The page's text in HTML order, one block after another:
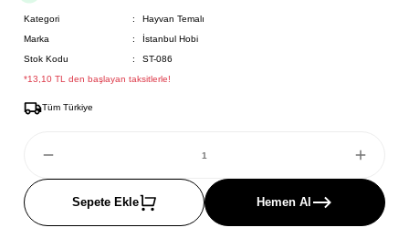
Kategori
Hayvan Temalı
Marka
İstanbul Hobi
Stok Kodu
ST-086
*13,10 TL den başlayan taksitlerle!
Tüm Türkiye
Sepete Ekle Hemen Al